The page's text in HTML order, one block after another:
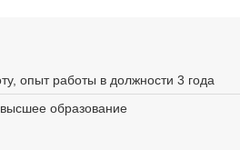
опыт работы в должности 3 года
образование